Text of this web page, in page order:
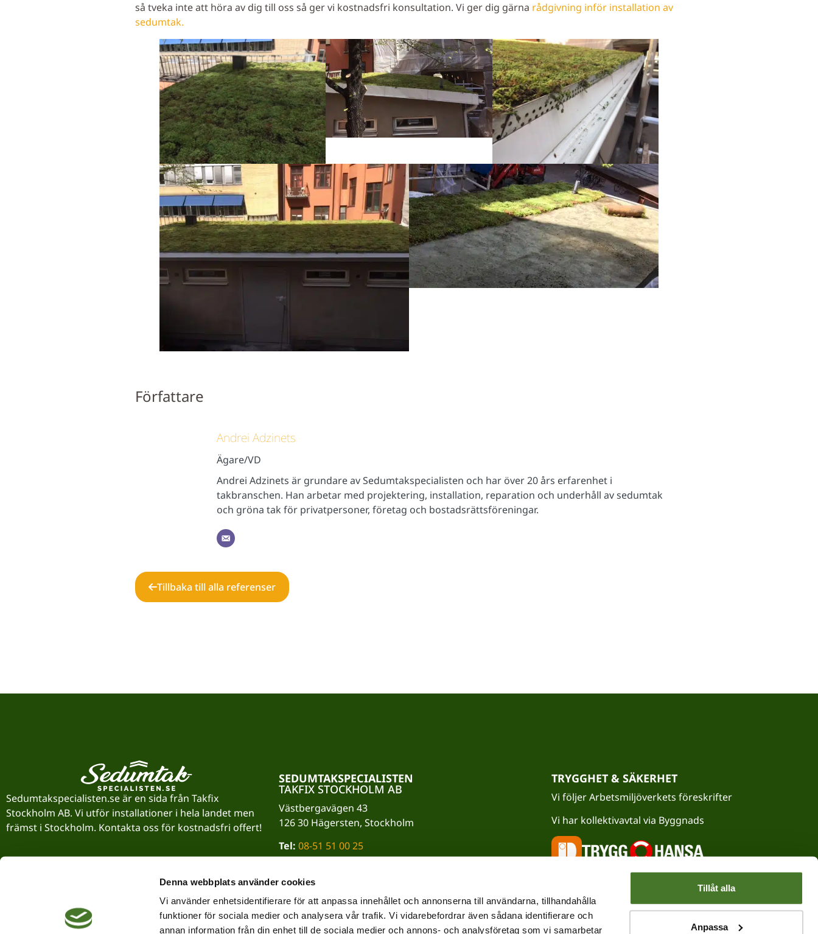
Denna webbplats använder cookies
Vi använder enhetsidentifierare för att anpassa innehållet och annonserna till användarna, tillhandahålla
funktioner för sociala medier och analysera vår trafik. Vi vidarebefordrar även sådana identifierare och
annan information från din enhet till de sociala medier och annons- och analysföretag som vi samarbetar
Tillåt alla
Anpassa
så tveka inte att höra av dig till oss så ger vi kostnadsfri konsultation. Vi ger dig gärna rådgivning inför installation av
sedumtak.
Författare
Andrei Adzinets
Ägare/VD
Andrei Adzinets är grundare av Sedumtakspecialisten och har över 20 års erfarenhet i
takbranschen. Han arbetar med projektering, installation, reparation och underhåll av sedumtak
och gröna tak för privatpersoner, företag och bostadsrättsföreningar.
Tillbaka till alla referenser
Sedumtakspecialisten.se är en sida från Takfix
Stockholm AB. Vi utför installationer i hela landet men
främst i Stockholm. Kontakta oss för kostnadsfri offert!
SEDUMTAKSPECIALISTEN
TAKFIX STOCKHOLM AB
Västbergavägen 43
126 30 Hägersten, Stockholm
Tel: 08-51 51 00 25
TRYGGHET & SÄKERHET
Vi följer Arbetsmiljöverkets föreskrifter
Vi har kollektivavtal via Byggnads